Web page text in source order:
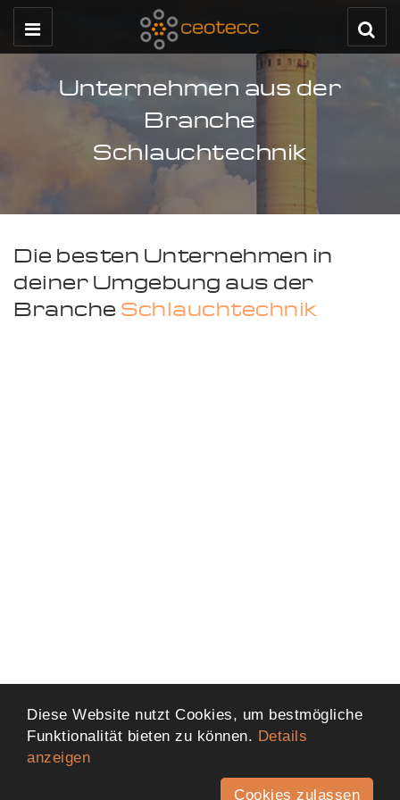
Unternehmen aus der
Branche
Schlauchtechnik
Die besten Unternehmen in
deiner Umgebung aus der
Branche Schlauchtechnik
Diese Website nutzt Cookies, um bestmögliche
Funktionalität bieten zu können. Details
anzeigen
Cookies zulassen